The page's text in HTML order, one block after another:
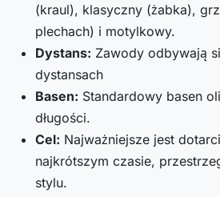
(kraul), klasyczny (żabka),
plechach) i motylkowy.
Dystans: Zawody odbywają
dystansach
Basen: Standardowy basen
długości.
Cel: Najważniejsze jest
najkrótszym czasie,
stylu.